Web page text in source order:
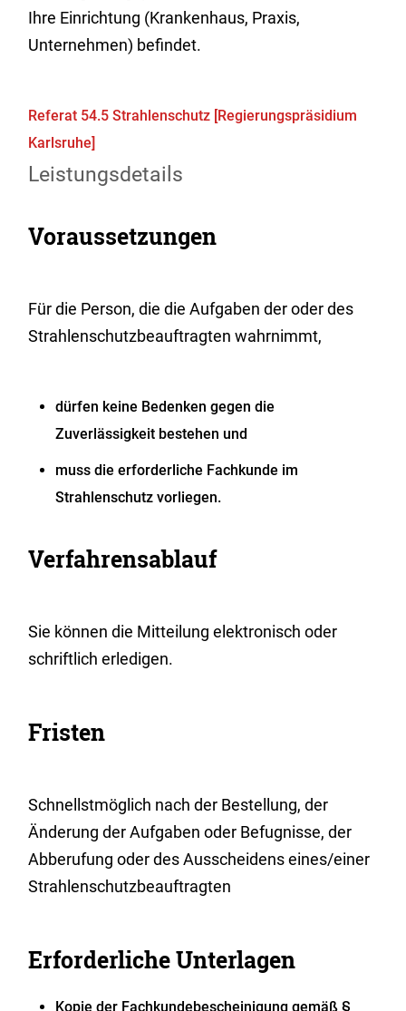
Ihre Einrichtung (Krankenhaus, Praxis,
Unternehmen) befindet.
Referat 54.5 Strahlenschutz [Regierungspräsidium
Karlsruhe]
Leistungsdetails
Voraussetzungen
Für die Person, die die Aufgaben der oder des
Strahlenschutzbeauftragten wahrnimmt,
dürfen keine Bedenken gegen die
Zuverlässigkeit bestehen und
muss die erforderliche Fachkunde im
Strahlenschutz vorliegen.
Verfahrensablauf
Sie können die Mitteilung elektronisch oder
schriftlich erledigen.
Fristen
Schnellstmöglich nach der Bestellung, der
Änderung der Aufgaben oder Befugnisse, der
Abberufung oder des Ausscheidens eines/einer
Strahlenschutzbeauftragten
Erforderliche Unterlagen
Kopie der Fachkundebescheinigung gemäß §